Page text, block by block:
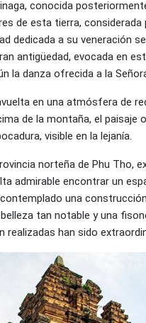
conocida
de esta tierra,
dedicada a su veneración
antigüedad, evocada en
la danza ofrecida a la
en una atmósfera de
de la montaña, el
visible en la lejanía.
norteña de Phu Tho,
admirable encontrar un
una
tan notable y una
han sido